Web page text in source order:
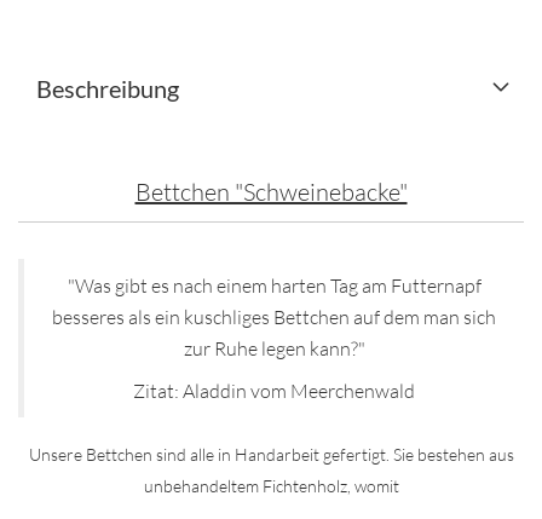
Beschreibung
Bettchen "Schweinebacke"
"Was gibt es nach einem harten Tag am Futternapf
besseres als ein kuschliges Bettchen auf dem man sich
zur Ruhe legen kann?"
Zitat: Aladdin vom Meerchenwald
Unsere Bettchen sind alle in Handarbeit gefertigt. Sie bestehen aus
unbehandeltem Fichtenholz, womit